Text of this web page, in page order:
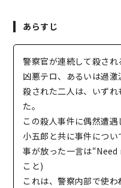
あらすじ
警察官が連続して殺され
凶悪テロ、あるいは過激
殺された二人は、いず
た。
この殺人事件に偶然遭遇
小五郎と共に事件につ
事が放った一言は
こと)
これは、警察内部で使